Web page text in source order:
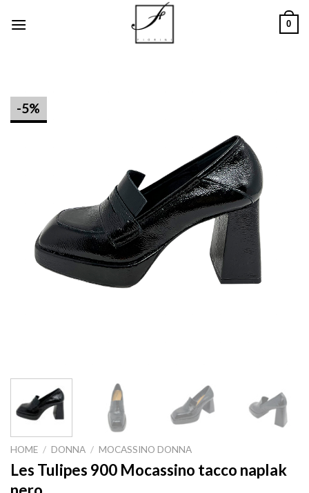
0
-5%
HOME / DONNA / MOCASSINO DONNA
Les Tulipes 900 Mocassino tacco naplak